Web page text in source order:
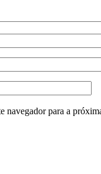
navegador para a